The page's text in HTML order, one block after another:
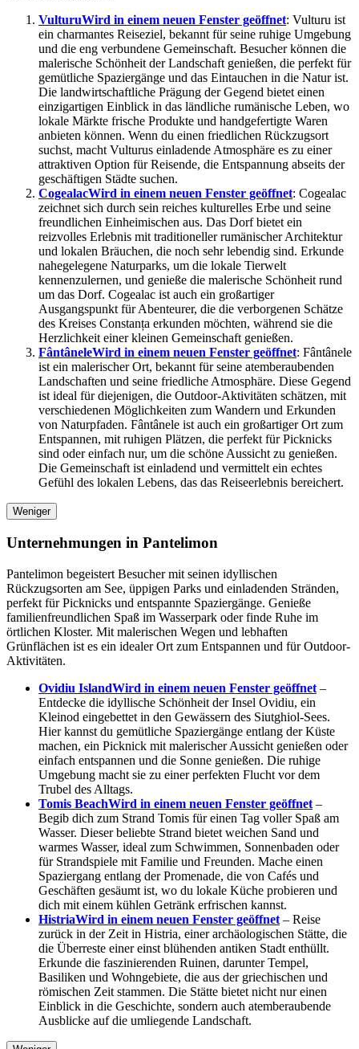
VulturuWird in einem neuen Fenster geöffnet: Vulturu ist
ein charmantes Reiseziel, bekannt für seine ruhige Umgebung
und die eng verbundene Gemeinschaft. Besucher können die
malerische Schönheit der Landschaft genießen, die perfekt für
gemütliche Spaziergänge und das Eintauchen in die Natur ist.
Die landwirtschaftliche Prägung der Gegend bietet einen
einzigartigen Einblick in das ländliche rumänische Leben, wo
lokale Märkte frische Produkte und handgefertigte Waren
anbieten können. Wenn du einen friedlichen Rückzugsort
suchst, macht Vulturus einladende Atmosphäre es zu einer
attraktiven Option für Reisende, die Entspannung abseits der
geschäftigen Städte suchen.
CogealacWird in einem neuen Fenster geöffnet: Cogealac
zeichnet sich durch sein reiches kulturelles Erbe und seine
freundlichen Einheimischen aus. Das Dorf bietet ein
reizvolles Erlebnis mit traditioneller rumänischer Architektur
und lokalen Bräuchen, die noch sehr lebendig sind. Erkunde
nahegelegene Naturparks, um die lokale Tierwelt
kennenzulernen, und genieße die malerische Schönheit rund
um das Dorf. Cogealac ist auch ein großartiger
Ausgangspunkt für Abenteurer, die die verborgenen Schätze
des Kreises Constanța erkunden möchten, während sie die
Herzlichkeit einer kleinen Gemeinschaft genießen.
FântâneleWird in einem neuen Fenster geöffnet: Fântânele
ist ein malerischer Ort, bekannt für seine atemberaubenden
Landschaften und seine friedliche Atmosphäre. Diese Gegend
ist ideal für diejenigen, die Outdoor-Aktivitäten schätzen, mit
verschiedenen Möglichkeiten zum Wandern und Erkunden
von Naturpfaden. Fântânele ist auch ein großartiger Ort zum
Entspannen, mit ruhigen Plätzen, die perfekt für Picknicks
sind oder einfach nur, um die schöne Aussicht zu genießen.
Die Gemeinschaft ist einladend und vermittelt ein echtes
Gefühl des lokalen Lebens, das das Reiseerlebnis bereichert.
Weniger
Unternehmungen in Pantelimon
Pantelimon begeistert Besucher mit seinen idyllischen
Rückzugsorten am See, üppigen Parks und einladenden Stränden,
perfekt für Picknicks und entspannte Spaziergänge. Genieße
familienfreundlichen Spaß im Wasserpark oder finde Ruhe im
örtlichen Kloster. Mit malerischen Wegen und lebhaften
Grünflächen ist es ein idealer Ort zum Entspannen und für Outdoor-
Aktivitäten.
Ovidiu IslandWird in einem neuen Fenster geöffnet –
Entdecke die idyllische Schönheit der Insel Ovidiu, ein
Kleinod eingebettet in den Gewässern des Siutghiol-Sees.
Hier kannst du gemütliche Spaziergänge entlang der Küste
machen, ein Picknick mit malerischer Aussicht genießen oder
einfach entspannen und die Sonne genießen. Die ruhige
Umgebung macht sie zu einer perfekten Flucht vor dem
Trubel des Alltags.
Tomis BeachWird in einem neuen Fenster geöffnet –
Begib dich zum Strand Tomis für einen Tag voller Spaß am
Wasser. Dieser beliebte Strand bietet weichen Sand und
warmes Wasser, ideal zum Schwimmen, Sonnenbaden oder
für Strandspiele mit Familie und Freunden. Mache einen
Spaziergang entlang der Promenade, die von Cafés und
Geschäften gesäumt ist, wo du lokale Küche probieren und
dich mit einem kühlen Getränk erfrischen kannst.
HistriaWird in einem neuen Fenster geöffnet – Reise
zurück in der Zeit in Histria, einer archäologischen Stätte, die
die Überreste einer einst blühenden antiken Stadt enthüllt.
Erkunde die faszinierenden Ruinen, darunter Tempel,
Basiliken und Wohngebiete, die aus der griechischen und
römischen Zeit stammen. Die Stätte bietet nicht nur einen
Einblick in die Geschichte, sondern auch atemberaubende
Ausblicke auf die umliegende Landschaft.